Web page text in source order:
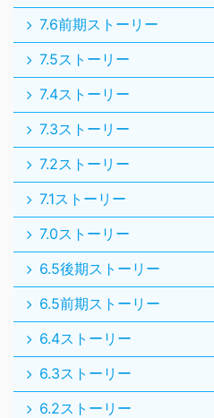
7.6前期ストーリー
7.5ストーリー
7.4ストーリー
7.3ストーリー
7.2ストーリー
7.1ストーリー
7.0ストーリー
6.5後期ストーリー
6.5前期ストーリー
6.4ストーリー
6.3ストーリー
6.2ストーリー